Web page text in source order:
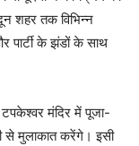
शहर तक विभिन्न
पार्टी के झंडों के साथ
मंदिर में पूजा-
से मुलाकात करेंगे। इसी